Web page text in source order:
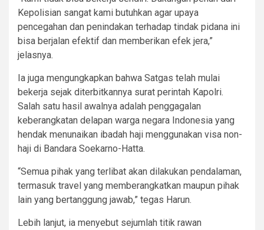
Kepolisian sangat kami butuhkan agar upaya
pencegahan dan penindakan terhadap tindak pidana ini
bisa berjalan efektif dan memberikan efek jera,”
jelasnya.
Ia juga mengungkapkan bahwa Satgas telah mulai
bekerja sejak diterbitkannya surat perintah Kapolri.
Salah satu hasil awalnya adalah penggagalan
keberangkatan delapan warga negara Indonesia yang
hendak menunaikan ibadah haji menggunakan visa non-
haji di Bandara Soekarno-Hatta.
“Semua pihak yang terlibat akan dilakukan pendalaman,
termasuk travel yang memberangkatkan maupun pihak
lain yang bertanggung jawab,” tegas Harun.
Lebih lanjut, ia menyebut sejumlah titik rawan